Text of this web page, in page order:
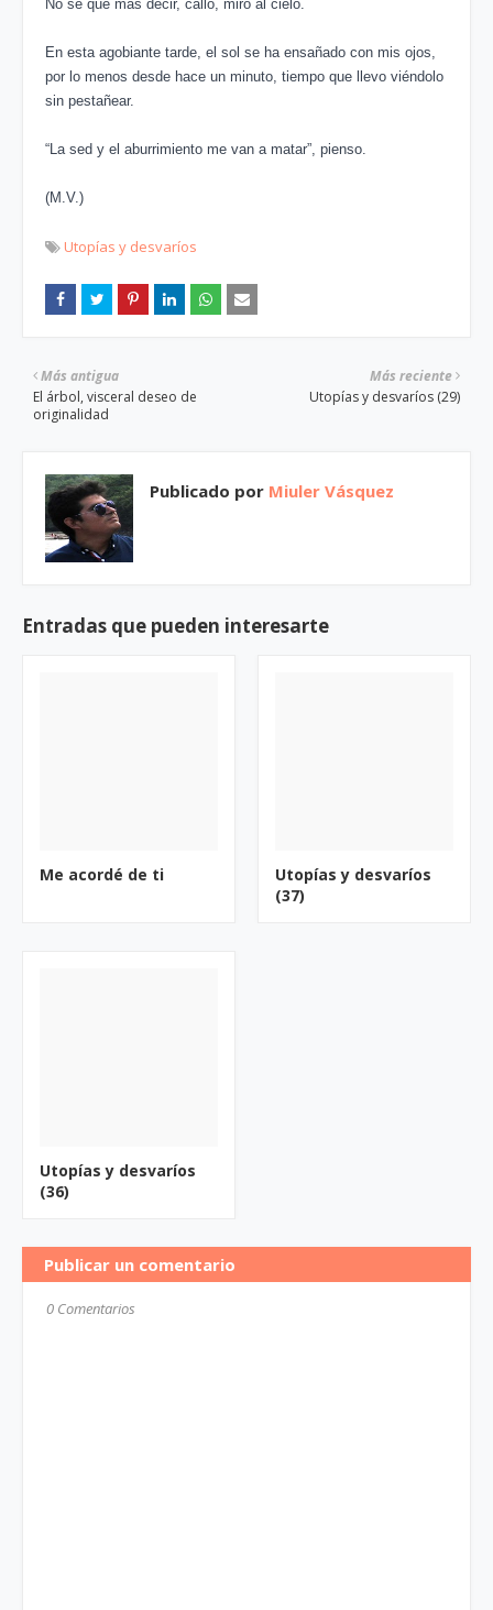
No sé qué más decir, callo, miro al cielo.
En esta agobiante tarde, el sol se ha ensañado con mis ojos,
por lo menos desde hace un minuto, tiempo que llevo viéndolo
sin pestañear.
“La sed y el aburrimiento me van a matar”, pienso.
(M.V.)
Utopías y desvaríos
Más reciente
Utopías y desvaríos (29)
Más antigua
El árbol, visceral deseo de
originalidad
Publicado por Miuler Vásquez
Entradas que pueden interesarte
Me acordé de ti
Utopías y desvaríos
(37)
Utopías y desvaríos
(36)
Publicar un comentario
0 Comentarios